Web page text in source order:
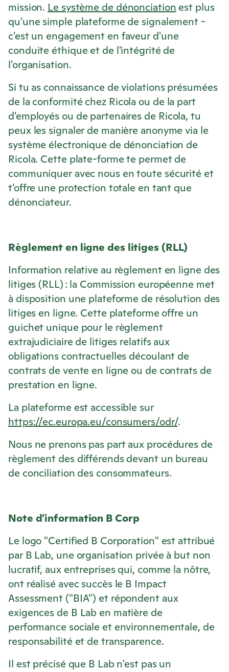
mission. Le système de dénonciation est plus
qu'une simple plateforme de signalement -
c'est un engagement en faveur d'une
conduite éthique et de l'intégrité de
l'organisation.
Si tu as connaissance de violations présumées
de la conformité chez Ricola ou de la part
d'employés ou de partenaires de Ricola, tu
peux les signaler de manière anonyme via le
système électronique de dénonciation de
Ricola. Cette plate-forme te permet de
communiquer avec nous en toute sécurité et
t'offre une protection totale en tant que
dénonciateur.
Règlement en ligne des litiges (RLL)
Information relative au règlement en ligne des
litiges (RLL) : la Commission européenne met
à disposition une plateforme de résolution des
litiges en ligne. Cette plateforme offre un
guichet unique pour le règlement
extrajudiciaire de litiges relatifs aux
obligations contractuelles découlant de
contrats de vente en ligne ou de contrats de
prestation en ligne.
La plateforme est accessible sur
https://ec.europa.eu/consumers/odr/.
Nous ne prenons pas part aux procédures de
règlement des différends devant un bureau
de conciliation des consommateurs.
Note d’information B Corp
Le logo "Certified B Corporation" est attribué
par B Lab, une organisation privée à but non
lucratif, aux entreprises qui, comme la nôtre,
ont réalisé avec succès le B Impact
Assessment ("BIA") et répondent aux
exigences de B Lab en matière de
performance sociale et environnementale, de
responsabilité et de transparence.
Il est précisé que B Lab n'est pas un